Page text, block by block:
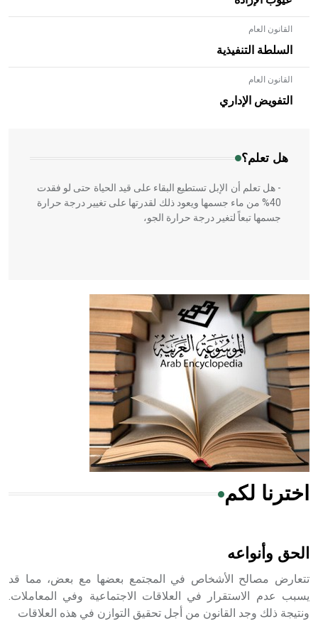
القانون العام
السلطة التنفيذية
القانون العام
التفويض الإداري
هل تعلم؟
- هل تعلم أن الأبلق نوع من الفنون الهندسية التي ارتبطت
بالعمارة الإسلامية في بلاد الشام ومصر خاصة، حيث يحرص
المعمار على بناء مداميكه وخاصة في الواجهات
- هل تعلم أن الإبل تستطيع البقاء على قيد الحياة حتى لو فقدت
40% من ماء جسمها ويعود ذلك لقدرتها على تغيير درجة حرارة
جسمها تبعاً لتغير درجة حرارة الجو،
- هل تعلم أن أبقراط كتب في الطب أربعة مؤلفات هي:
الحكم، الأدلة، تنظيم التغذية، ورسالته في جروح الرأس. ويعود
له الفضل بأنه حرر الطب من الدين والفلسفة.
- هل تعلم أن المرجان إفراز حيواني يتكون في البحر ويتركب
من مادة كربونات الكلسيوم، وهو أحمر أو شديد الحمرة وهو
أجود أنواعه، ويمتاز بكبر الحجم ويسمى الش
هل تعلم أن الأبسيد كلمة فرنسية اللفظ تم اعتمادها مصطلحاً
- هل تعلم أن أبجر Abgar اسم معروف جيداً يعود إلى عدد من
اخترنا لكم
الحق وأنواعه
تتعارض مصالح الأشخاص في المجتمع بعضها مع بعض، مما قد
يسبب عدم الاستقرار في العلاقات الاجتماعية وفي المعاملات.
ونتيجة ذلك وجد القانون من أجل تحقيق التوازن في هذه العلاقات